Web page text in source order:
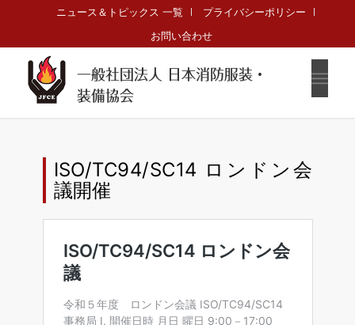
ニュース＆トピックス 一覧
プライバシーポリシー
お問い合わせ
一般社団法人 日本消防服装・
装備協会
ISO/TC94/SC14 ロンドン会
議開催